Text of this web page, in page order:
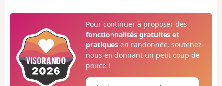
Pour continuer à proposer des
fonctionnalités gratuites et
pratiquesen randonnée, soutenez-
nous en donnant un petit coup de
pouce !